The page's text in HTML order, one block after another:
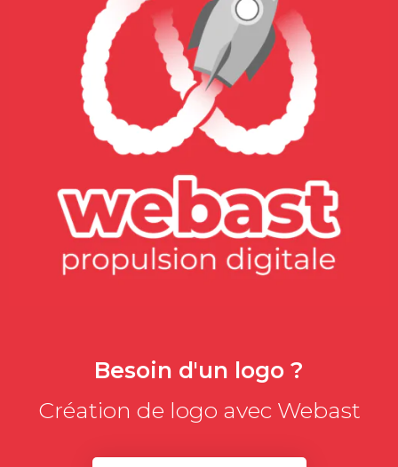
Besoin d'un logo ?
Création de logo avec Webast